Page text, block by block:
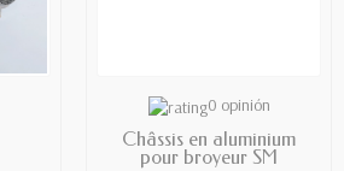
PREORDER
0 opinión
Châssis en aluminium
pour broyeur SM